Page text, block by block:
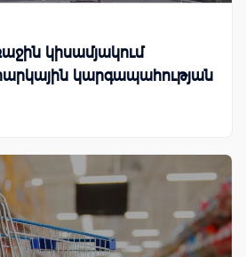
կիսամյակում
կարգապահության